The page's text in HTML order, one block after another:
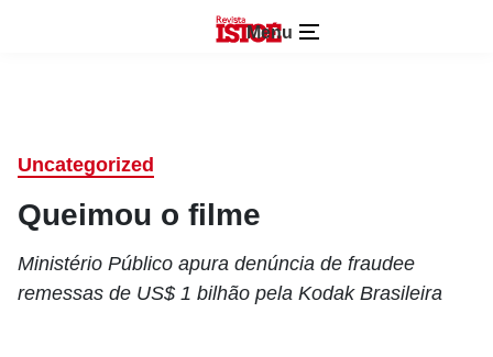
Menu
Uncategorized
Queimou o filme
Ministério Público apura denúncia de fraudee
remessas de US$ 1 bilhão pela Kodak Brasileira